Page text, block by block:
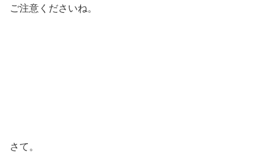
ご注意くださいね。
さて。